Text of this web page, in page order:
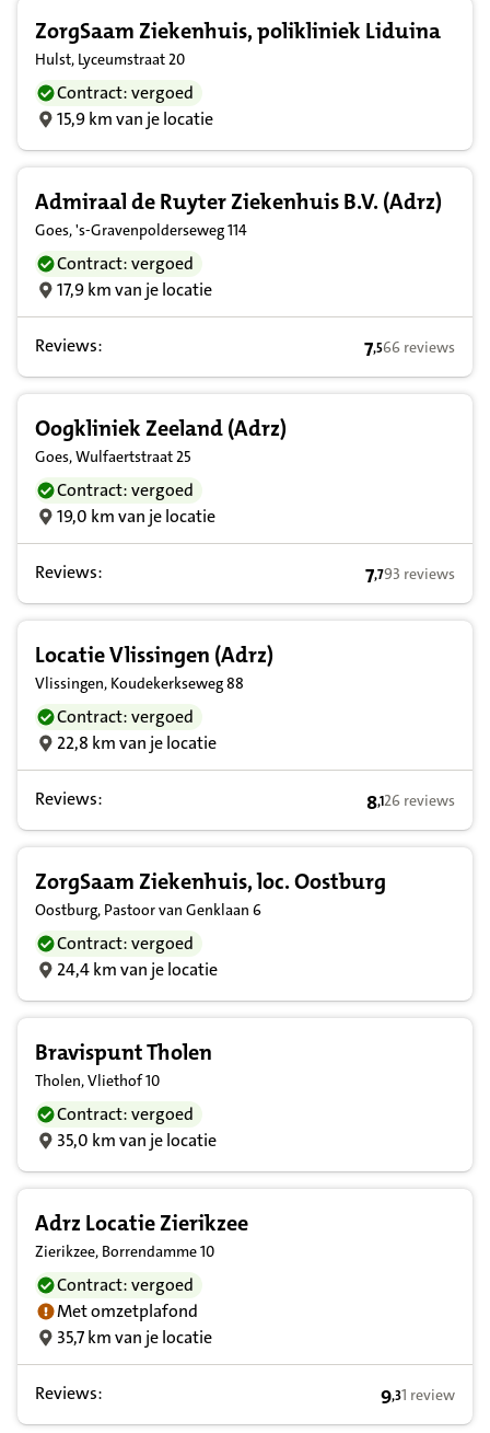
ZorgSaam Ziekenhuis, polikliniek Liduina
Hulst, Lyceumstraat 20
Contract: vergoed
15,9 km van je locatie
Admiraal de Ruyter Ziekenhuis B.V. (Adrz)
Goes, 's-Gravenpolderseweg 114
Contract: vergoed
17,9 km van je locatie
Reviews: 7,5 op basis
7,566 reviews
Oogkliniek Zeeland (Adrz)
Goes, Wulfaertstraat 25
Contract: vergoed
19,0 km van je locatie
Reviews: 7,7 op basis
7,793 reviews
Locatie Vlissingen (Adrz)
Vlissingen, Koudekerkseweg 88
Contract: vergoed
22,8 km van je locatie
Reviews: 8,1 op basis
8,126 reviews
ZorgSaam Ziekenhuis, loc. Oostburg
Oostburg, Pastoor van Genklaan 6
Contract: vergoed
24,4 km van je locatie
Bravispunt Tholen
Tholen, Vliethof 10
Contract: vergoed
35,0 km van je locatie
Adrz Locatie Zierikzee
Zierikzee, Borrendamme 10
Contract: vergoed
Met omzetplafond
35,7 km van je locatie
Reviews: 9,3 op basis
9,31 review